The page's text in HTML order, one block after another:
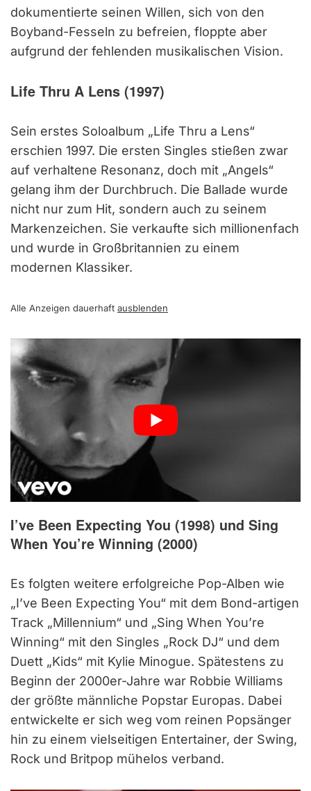
dokumentierte seinen Willen, sich von den
Boyband-Fesseln zu befreien, floppte aber
aufgrund der fehlenden musikalischen Vision.
Life Thru A Lens (1997)
Sein erstes Soloalbum „Life Thru a Lens“
erschien 1997. Die ersten Singles stießen zwar
auf verhaltene Resonanz, doch mit „Angels“
gelang ihm der Durchbruch. Die Ballade wurde
nicht nur zum Hit, sondern auch zu seinem
Markenzeichen. Sie verkaufte sich millionenfach
und wurde in Großbritannien zu einem
modernen Klassiker.
Alle Anzeigen dauerhaft ausblenden
I’ve Been Expecting You (1998) und Sing
When You’re Winning (2000)
Es folgten weitere erfolgreiche Pop-Alben wie
„I’ve Been Expecting You“ mit dem Bond-artigen
Track „Millennium“ und „Sing When You’re
Winning“ mit den Singles „Rock DJ“ und dem
Duett „Kids“ mit Kylie Minogue. Spätestens zu
Beginn der 2000er-Jahre war Robbie Williams
der größte männliche Popstar Europas. Dabei
entwickelte er sich weg vom reinen Popsänger
hin zu einem vielseitigen Entertainer, der Swing,
Rock und Britpop mühelos verband.